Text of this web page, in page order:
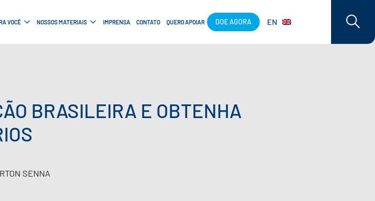
VOCÊ NOSSOS MATERIAIS IMPRENSA CONTATO QUERO APOIAR DOE AGORA EN
BRASILEIRA E OBTENHA
SENNA